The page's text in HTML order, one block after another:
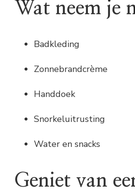
Wat neem je
Badkleding
Zonnebrandcrème
Handdoek
Snorkeluitrusting
Water en snacks
Geniet van